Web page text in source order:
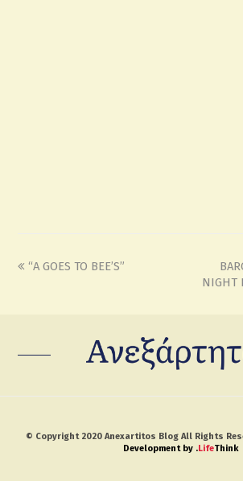
“A GOES TO BEE’S”
NIGHT
© Copyright 2020 Anexartitos Blog All Rights
Development by .LifeThink